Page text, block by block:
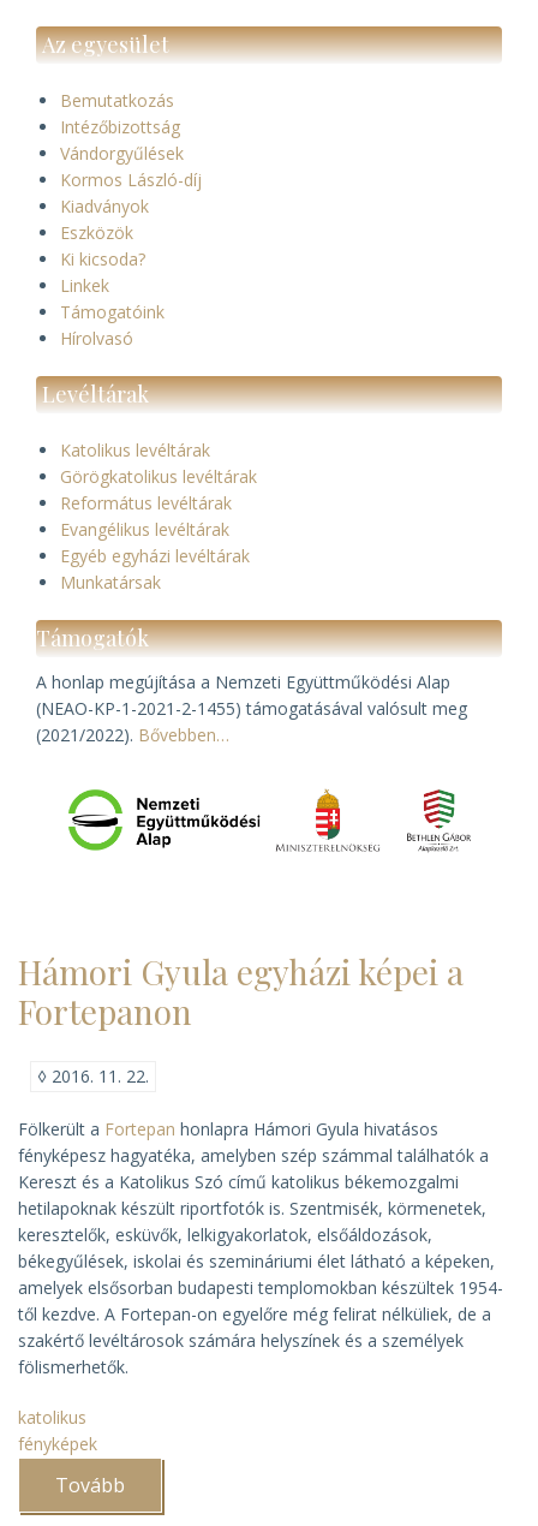
Az egyesület
Bemutatkozás
Intézőbizottság
Vándorgyűlések
Kormos László-díj
Kiadványok
Eszközök
Ki kicsoda?
Linkek
Támogatóink
Hírolvasó
Levéltárak
Katolikus levéltárak
Görögkatolikus levéltárak
Református levéltárak
Evangélikus levéltárak
Egyéb egyházi levéltárak
Munkatársak
Támogatók
A honlap megújítása a Nemzeti Együttműködési Alap
(NEAO-KP-1-2021-2-1455) támogatásával valósult meg
(2021/2022). Bővebben…
Hámori Gyula egyházi képei a
Fortepanon
◊ 2016. 11. 22.
Fölkerült a Fortepan honlapra Hámori Gyula hivatásos
fényképesz hagyatéka, amelyben szép számmal találhatók a
Kereszt és a Katolikus Szó című katolikus békemozgalmi
hetilapoknak készült riportfotók is. Szentmisék, körmenetek,
keresztelők, esküvők, lelkigyakorlatok, elsőáldozások,
békegyűlések, iskolai és szemináriumi élet látható a képeken,
amelyek elsősorban budapesti templomokban készültek 1954-
től kezdve. A Fortepan-on egyelőre még felirat nélküliek, de a
szakértő levéltárosok számára helyszínek és a személyek
fölismerhetők.
katolikus
fényképek
Tovább